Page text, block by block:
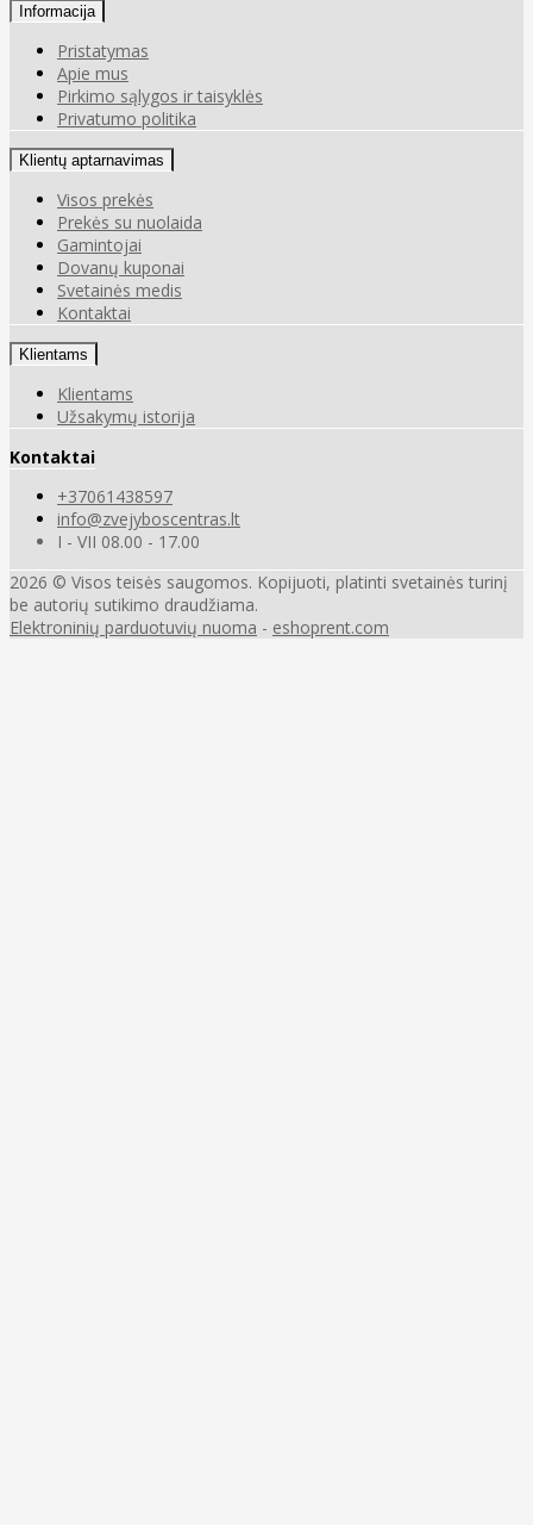
Informacija
Pristatymas
Apie mus
Pirkimo sąlygos ir taisyklės
Privatumo politika
Klientų aptarnavimas
Visos prekės
Prekės su nuolaida
Gamintojai
Dovanų kuponai
Svetainės medis
Kontaktai
Klientams
Klientams
Užsakymų istorija
Kontaktai
+37061438597
info@zvejyboscentras.lt
I - VII 08.00 - 17.00
2026 © Visos teisės saugomos. Kopijuoti, platinti svetainės turinį
be autorių sutikimo draudžiama.
Elektroninių parduotuvių nuoma - eshoprent.com